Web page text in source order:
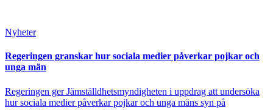
Nyheter
Regeringen granskar hur sociala medier påverkar pojkar och
unga män
Regeringen ger Jämställdhetsmyndigheten i uppdrag att undersöka
hur sociala medier påverkar pojkar och unga mäns syn på